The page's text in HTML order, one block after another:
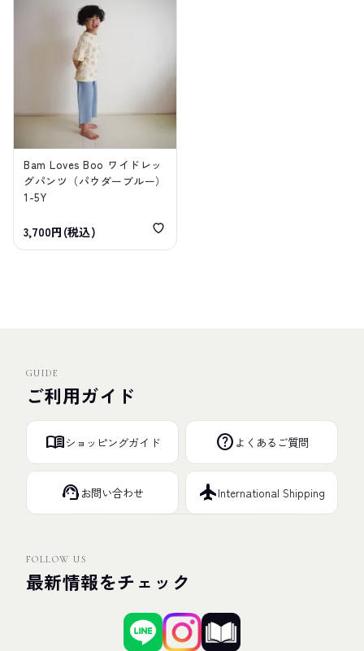
Bam Loves Boo ワイドレッ
グパンツ（パウダーブルー）
1-5Y
3,700円(税込)
GUIDE
ご利用ガイド
menu_bookショッピングガイド help よくあるご質問
support_agent お問い合わせ flightInternational Shipping
FOLLOW US
最新情報をチェック